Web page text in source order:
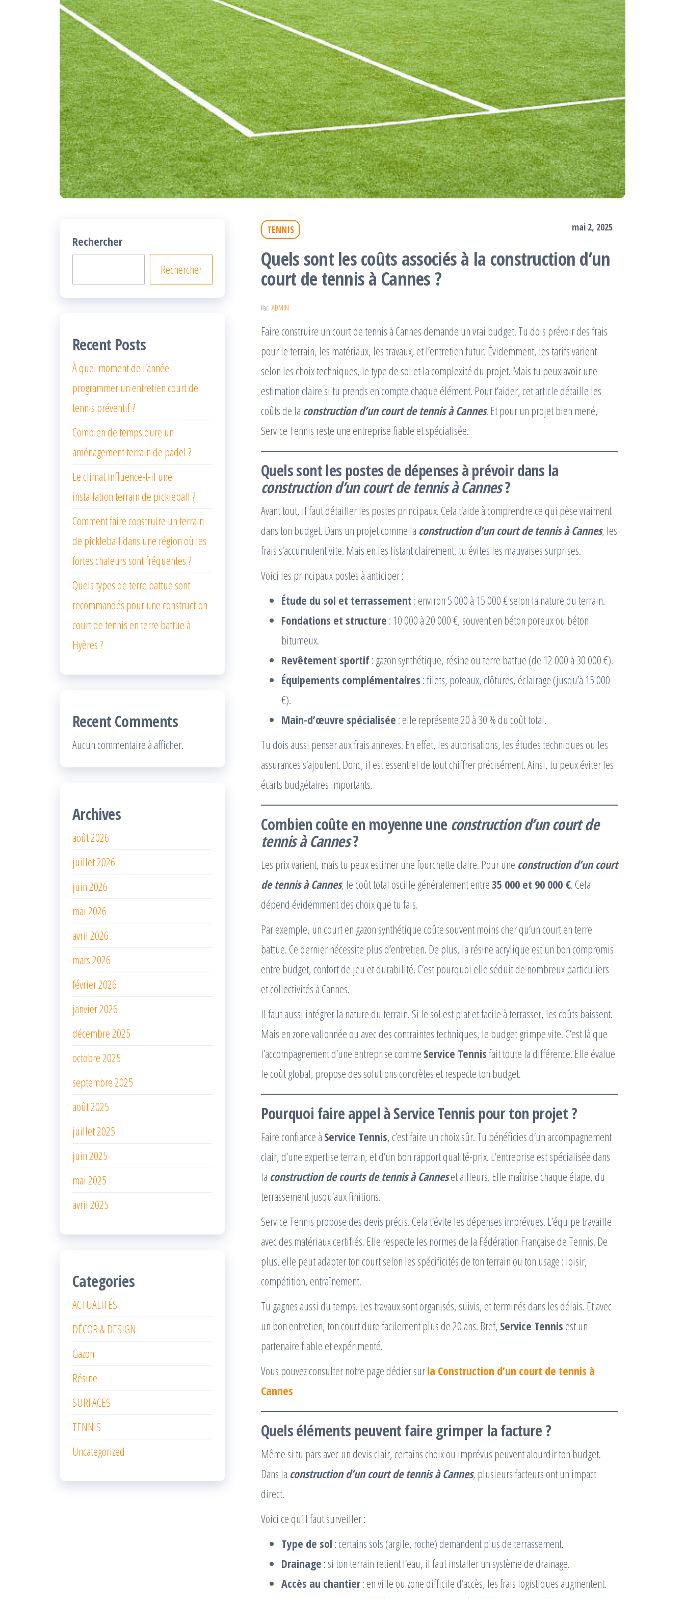
TENNIS mai 2, 2025
Quels sont les coûts associés à la construction d’un
court de tennis à Cannes ?
Par ADMIN
Faire construire un court de tennis à Cannes demande un vrai budget. Tu dois prévoir des frais
pour le terrain, les matériaux, les travaux, et l’entretien futur. Évidemment, les tarifs varient
selon les choix techniques, le type de sol et la complexité du projet. Mais tu peux avoir une
estimation claire si tu prends en compte chaque élément. Pour t’aider, cet article détaille les
coûts de la construction d’un court de tennis à Cannes. Et pour un projet bien mené,
Service Tennis reste une entreprise fiable et spécialisée.
Quels sont les postes de dépenses à prévoir dans la
construction d’un court de tennis à Cannes?
Avant tout, il faut détailler les postes principaux. Cela t’aide à comprendre ce qui pèse vraiment
dans ton budget. Dans un projet comme la construction d’un court de tennis à Cannes, les
frais s’accumulent vite. Mais en les listant clairement, tu évites les mauvaises surprises.
Voici les principaux postes à anticiper :
Étude du sol et terrassement : environ 5 000 à 15 000 € selon la nature du terrain.
Fondations et structure : 10 000 à 20 000 €, souvent en béton poreux ou béton
bitumeux.
Revêtement sportif: gazon synthétique, résine ou terre battue (de 12 000 à 30 000 €).
Équipements complémentaires : filets, poteaux, clôtures, éclairage (jusqu’à 15 000
€).
Main-d’œuvre spécialisée : elle représente 20 à 30 % du coût total.
Tu dois aussi penser aux frais annexes. En effet, les autorisations, les études techniques ou les
assurances s’ajoutent. Donc, il est essentiel de tout chiffrer précisément. Ainsi, tu peux éviter les
écarts budgétaires importants.
Combien coûte en moyenne une construction d’un court de
tennis à Cannes?
Les prix varient, mais tu peux estimer une fourchette claire. Pour une construction d’un court
de tennis à Cannes, le coût total oscille généralement entre35 000 et 90 000 €. Cela
dépend évidemment des choix que tu fais.
Par exemple, un court en gazon synthétique coûte souvent moins cher qu’un court en terre
battue. Ce dernier nécessite plus d’entretien. De plus, la résine acrylique est un bon compromis
entre budget, confort de jeu et durabilité. C’est pourquoi elle séduit de nombreux particuliers
et collectivités à Cannes.
Il faut aussi intégrer la nature du terrain. Si le sol est plat et facile à terrasser, les coûts baissent.
Mais en zone vallonnée ou avec des contraintes techniques, le budget grimpe vite. C’est là que
l’accompagnement d’une entreprise comme Service Tennisfait toute la différence. Elle évalue
le coût global, propose des solutions concrètes et respecte ton budget.
Pourquoi faire appel à Service Tennis pour ton projet ?
Faire confiance à Service Tennis, c’est faire un choix sûr. Tu bénéficies d’un accompagnement
clair, d’une expertise terrain, et d’un bon rapport qualité-prix. L’entreprise est spécialisée dans
la construction de courts de tennis à Canneset ailleurs. Elle maîtrise chaque étape, du
terrassement jusqu’aux finitions.
Service Tennis propose des devis précis. Cela t’évite les dépenses imprévues. L’équipe travaille
avec des matériaux certifiés. Elle respecte les normes de la Fédération Française de Tennis. De
plus, elle peut adapter ton court selon les spécificités de ton terrain ou ton usage : loisir,
compétition, entraînement.
Tu gagnes aussi du temps. Les travaux sont organisés, suivis, et terminés dans les délais. Et avec
un bon entretien, ton court dure facilement plus de 20 ans. Bref, Service Tennis est un
partenaire fiable et expérimenté.
Vous pouvez consulter notre page dédier surla Construction d’un court de tennis à
Cannes
Quels éléments peuvent faire grimper la facture ?
Même si tu pars avec un devis clair, certains choix ou imprévus peuvent alourdir ton budget.
Dans la construction d’un court de tennis à Cannes, plusieurs facteurs ont un impact
direct.
Voici ce qu’il faut surveiller :
Type de sol : certains sols (argile, roche) demandent plus de terrassement.
Drainage : si ton terrain retient l’eau, il faut installer un système de drainage.
Accès au chantier: en ville ou zone difficile d’accès, les frais logistiques augmentent.
Rechercher
Rechercher
Recent Posts
À quel moment de l’année
programmer un entretien court de
tennis préventif ?
Combien de temps dure un
aménagement terrain de padel ?
Le climat influence-t-il une
installation terrain de pickleball ?
Comment faire construire un terrain
de pickleball dans une région où les
fortes chaleurs sont fréquentes ?
Quels types de terre battue sont
recommandés pour une construction
court de tennis en terre battue à
Hyères ?
Recent Comments
Aucun commentaire à afficher.
Archives
août 2026
juillet 2026
juin 2026
mai 2026
avril 2026
mars 2026
février 2026
janvier 2026
décembre 2025
octobre 2025
septembre 2025
août 2025
juillet 2025
juin 2025
mai 2025
avril 2025
Categories
ACTUALITÉS
DÉCOR & DESIGN
Gazon
Résine
SURFACES
TENNIS
Uncategorized